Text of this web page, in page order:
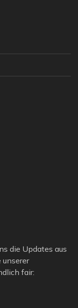
die Updates aus
unserer
fair: